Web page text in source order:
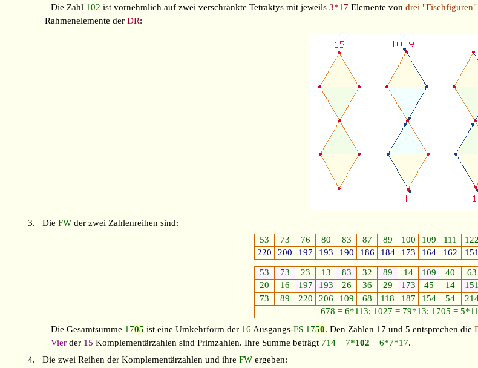
Die Zahl 102 ist vornehmlich auf zwei verschränkte Tetraktys mit jeweils 3*17 Elemente von drei "Fischfiguren"
Rahmenelemente derDR:
3. Die FWder zwei Zahlenreihen sind:
53
73 76 80 83 87 89 100 109 111 122
220
200 197 193 190 186 184 173 164 162 151
53 73 23 13 83 32 89 14 109 40 63
20
16 197 193 26 36 29 173 45 14 151
73
89 220 206 109 68 118 187 154 54
678 = 6*113; 1027 = 79*13; 1705 =
Die Gesamtsumme 1705 ist eine Umkehrform der 16 Ausgangs-FS 1750. Den Zahlen 17 und 5 entsprechen die
Vierder 15 Komplementärzahlen sind Primzahlen. Ihre Summe beträgt 714 = 7*102 = 6*7*17.
4.
Die zwei Reihen der Komplementärzahlen und ihre FWergeben: